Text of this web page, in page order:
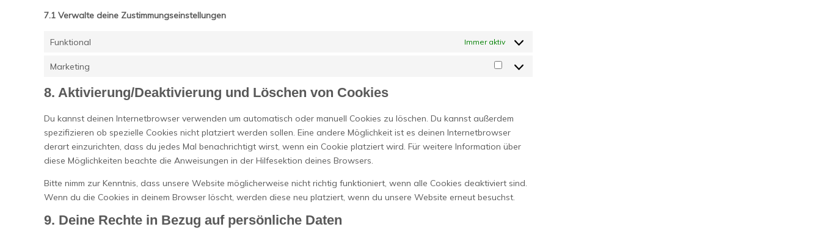
7.1 Verwalte deine Zustimmungseinstellungen
Funktional Immer aktiv
Marketing
Marketing
8. Aktivierung/Deaktivierung und Löschen von Cookies
Du kannst deinen Internetbrowser verwenden um automatisch oder manuell Cookies zu löschen. Du kannst außerdem
spezifizieren ob spezielle Cookies nicht platziert werden sollen. Eine andere Möglichkeit ist es deinen Internetbrowser
derart einzurichten, dass du jedes Mal benachrichtigt wirst, wenn ein Cookie platziert wird. Für weitere Information über
diese Möglichkeiten beachte die Anweisungen in der Hilfesektion deines Browsers.
Bitte nimm zur Kenntnis, dass unsere Website möglicherweise nicht richtig funktioniert, wenn alle Cookies deaktiviert sind.
Wenn du die Cookies in deinem Browser löscht, werden diese neu platziert, wenn du unsere Website erneut besuchst.
9. Deine Rechte in Bezug auf persönliche Daten